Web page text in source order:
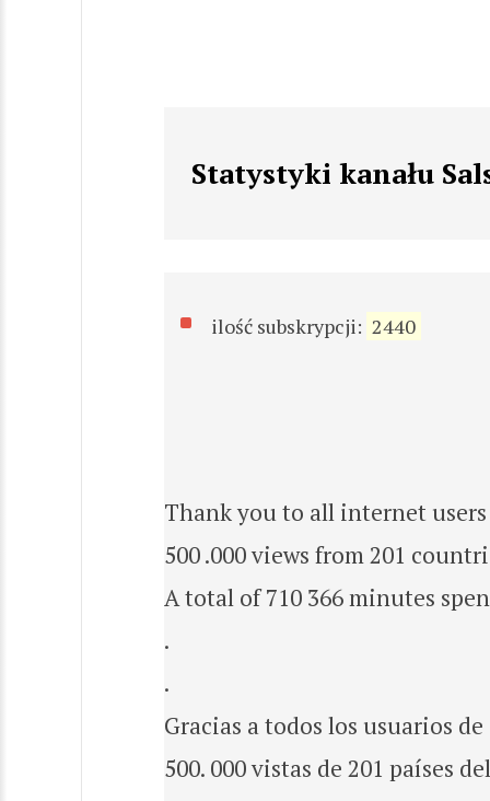
Statystyki kanału
ilość subskrypcji: 2440
Thank you to all internet
500 .000 views from 201
A total of 710 366 minutes
.
.
Gracias a todos los usuarios
500. 000 vistas de 201 países